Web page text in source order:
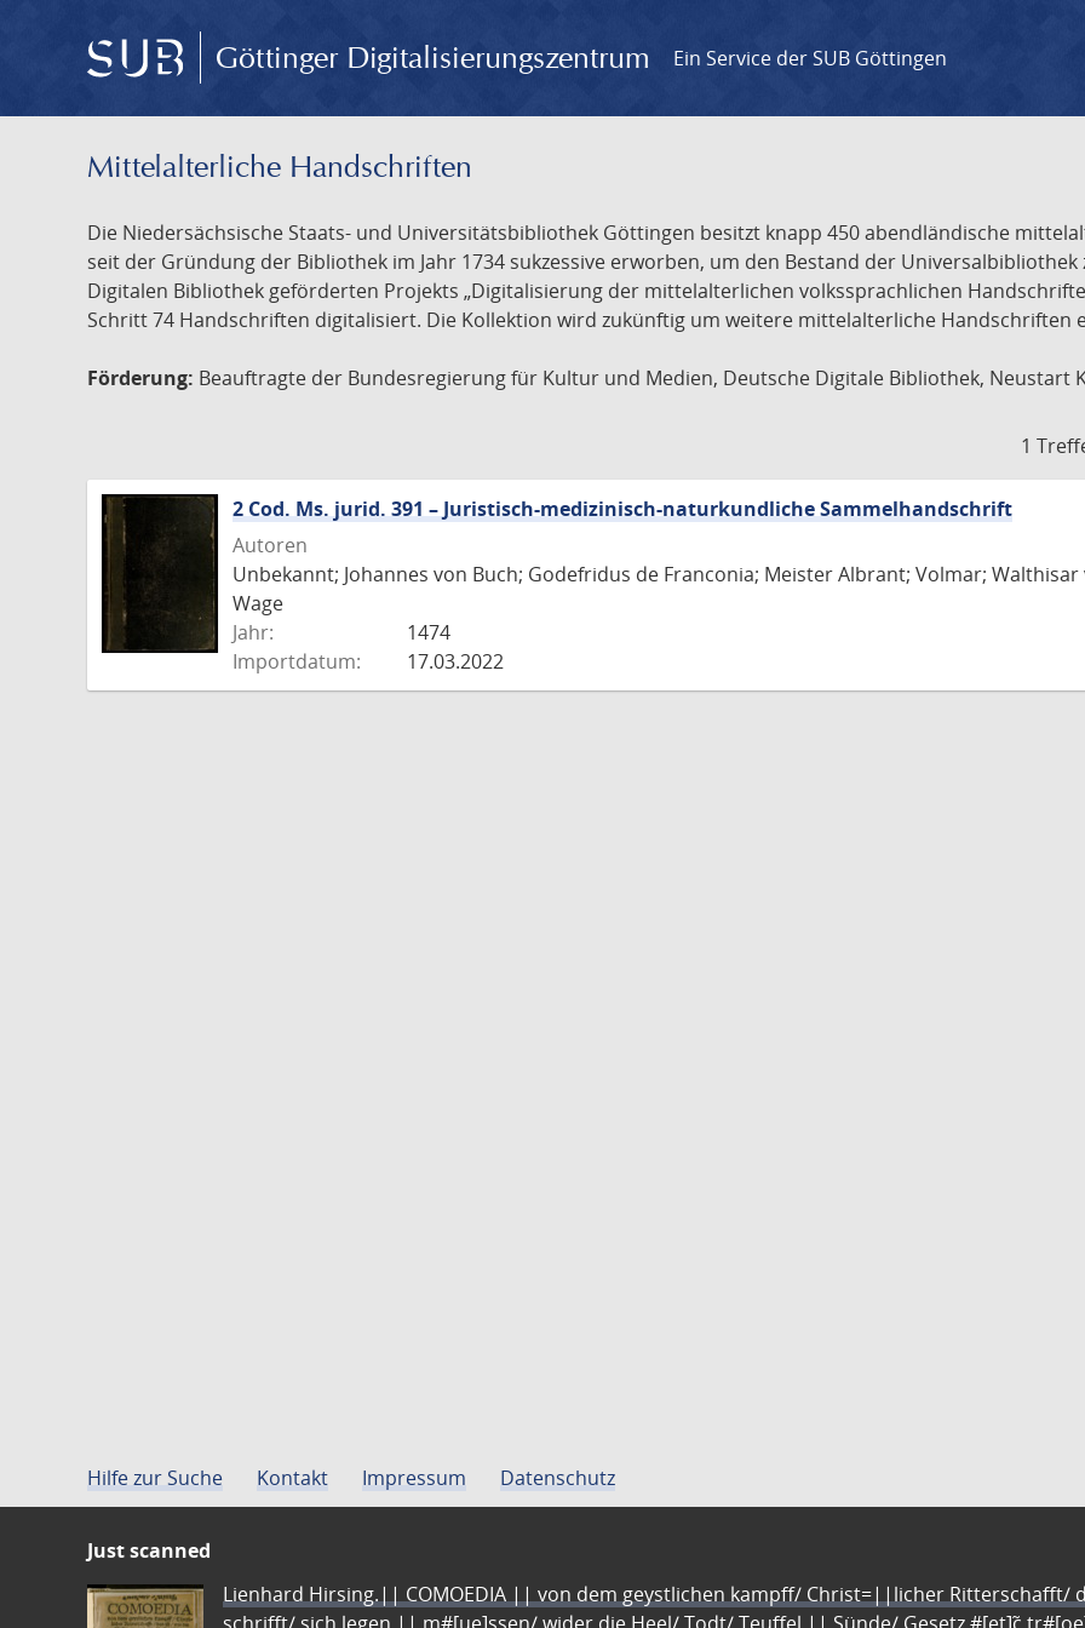
Göttinger Digitalisierungszentrum Ein Service der SUB Göttingen
Mittelalterliche Handschriften
Die Niedersächsische Staats- und Universitätsbibliothek Göttingen besitzt knapp 450 abendländische
seit der Gründung der Bibliothek im Jahr 1734 sukzessive erworben, um den Bestand der
Digitalen Bibliothek geförderten Projekts „Digitalisierung der mittelalterlichen volkssprachlichen
Schritt 74 Handschriften digitalisiert. Die Kollektion wird zukünftig um weitere mittelalterliche Handschriften
Förderung: Beauftragte der Bundesregierung für Kultur und Medien, Deutsche Digitale Bibliothek, Neustart
1
2 Cod. Ms. jurid. 391 – Juristisch-medizinisch-naturkundliche Sammelhandschrift
Autoren
Unbekannt; Johannes von Buch; Godefridus de Franconia; Meister Albrant; Volmar;
Wage
Jahr:
1474
Importdatum:
17.03.2022
Hilfe zur Suche Kontakt Impressum Datenschutz
Just scanned
Lienhard Hirsing.|| COMOEDIA || von dem geystlichen kampff/ Christ=||licher Ritterschafft/